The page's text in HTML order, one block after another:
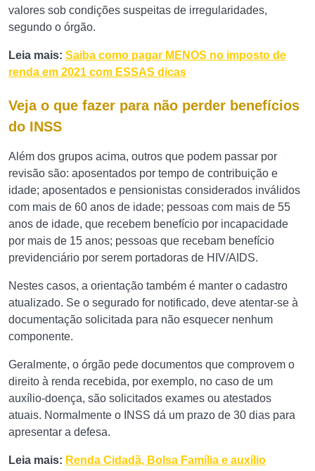
valores sob condições suspeitas de irregularidades,
segundo o órgão.
Leia mais: Saiba como pagar MENOS no imposto de
renda em 2021 com ESSAS dicas
Veja o que fazer para não perder benefícios
do INSS
Além dos grupos acima, outros que podem passar por
revisão são: aposentados por tempo de contribuição e
idade; aposentados e pensionistas considerados inválidos
com mais de 60 anos de idade; pessoas com mais de 55
anos de idade, que recebem benefício por incapacidade
por mais de 15 anos; pessoas que recebam benefício
previdenciário por serem portadoras de HIV/AIDS.
Nestes casos, a orientação também é manter o cadastro
atualizado. Se o segurado for notificado, deve atentar-se à
documentação solicitada para não esquecer nenhum
componente.
Geralmente, o órgão pede documentos que comprovem o
direito à renda recebida, por exemplo, no caso de um
auxílio-doença, são solicitados exames ou atestados
atuais. Normalmente o INSS dá um prazo de 30 dias para
apresentar a defesa.
Leia mais: Renda Cidadã, Bolsa Família e auxílio